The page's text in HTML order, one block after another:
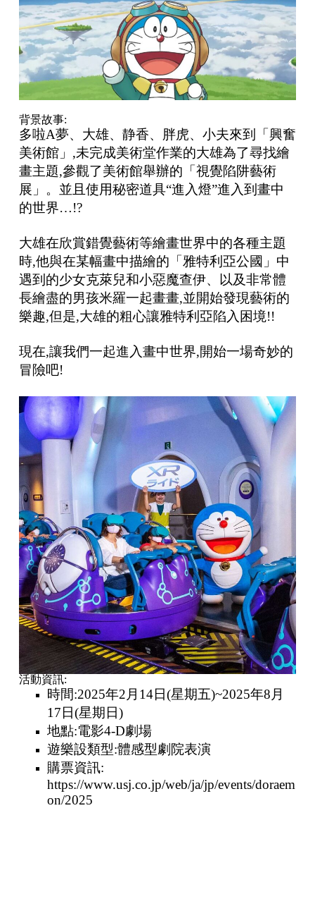
背景故事:
多啦A夢、大雄、静香、胖虎、小夫來到「興奮
美術館」,未完成美術堂作業的大雄為了尋找繪
畫主題,參觀了美術館舉辦的「視覺陷阱藝術
展」。並且使用秘密道具“進入燈”進入到畫中
的世界…!?
大雄在欣賞錯覺藝術等繪畫世界中的各種主題
時,他與在某幅畫中描繪的「雅特利亞公國」中
遇到的少女克萊兒和小惡魔查伊、以及非常體
長繪盡的男孩米羅一起畫畫,並開始發現藝術的
樂趣,但是,大雄的粗心讓雅特利亞陷入困境!!
現在,讓我們一起進入畫中世界,開始一場奇妙的
冒險吧!
活動資訊:
時間:2025年2月14日(星期五)~2025年8月
17日(星期日)
地點:電影4-D劇場
遊樂設類型:體感型劇院表演
購票資訊:
https://www.usj.co.jp/web/ja/jp/events/doraem
on/2025